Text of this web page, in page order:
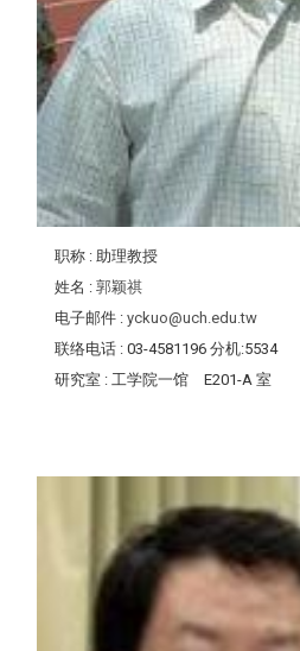
职称 : 助理教授
姓名 : 郭颖祺
电子邮件 : yckuo@uch.edu.tw
联络电话 : 03-4581196 分机:5534
研究室 : 工学院一馆 E201-A 室